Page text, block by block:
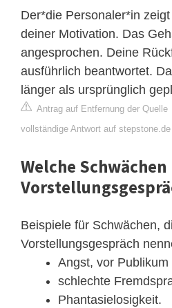
Der*die Personaler*in
deiner Motivation. Das
angesprochen. Deine
ausführlich beantwortet.
länger als ursprünglich
Antrag auf Entfernung der Quelle
vollständige Antwort auf
Welche
Beispiele für Schwächen,
Vorstellungsgespräch
Angst, vor
schlechte
Phantasielosigkeit.